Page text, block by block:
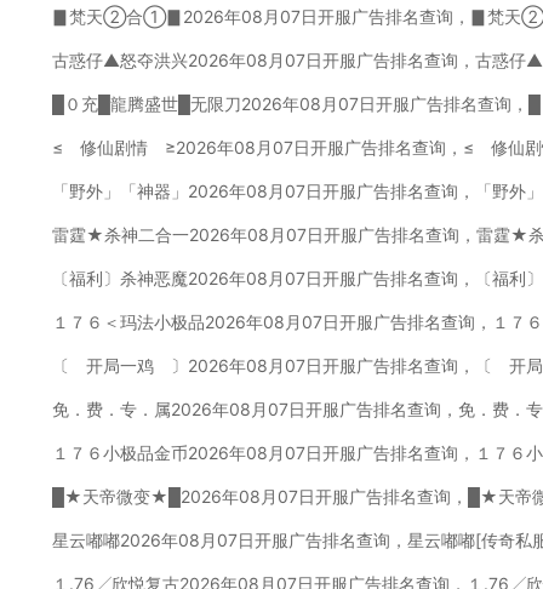
▊梵天②合①▊2026年08月07日开服广告排名查询，▊梵天
古惑仔▲怒夺洪兴2026年08月07日开服广告排名查询，古惑仔
█０充█龍腾盛世█无限刀2026年08月07日开服广告排名查询，
≤ 修仙剧情 ≥2026年08月07日开服广告排名查询，≤ 修仙
「野外」「神器」2026年08月07日开服广告排名查询，「野外
雷霆★杀神二合一2026年08月07日开服广告排名查询，雷霆★
〔福利〕杀神恶魔2026年08月07日开服广告排名查询，〔福利
１７６＜玛法小极品2026年08月07日开服广告排名查询，１７
〔 开局一鸡 〕2026年08月07日开服广告排名查询，〔 开
免．费．专．属2026年08月07日开服广告排名查询，免．费．
１７６小极品金币2026年08月07日开服广告排名查询，１７６
█★天帝微变★█2026年08月07日开服广告排名查询，█★天帝
星云嘟嘟2026年08月07日开服广告排名查询，星云嘟嘟[传奇私
１.76╱欣悦复古2026年08月07日开服广告排名查询，１.76╱